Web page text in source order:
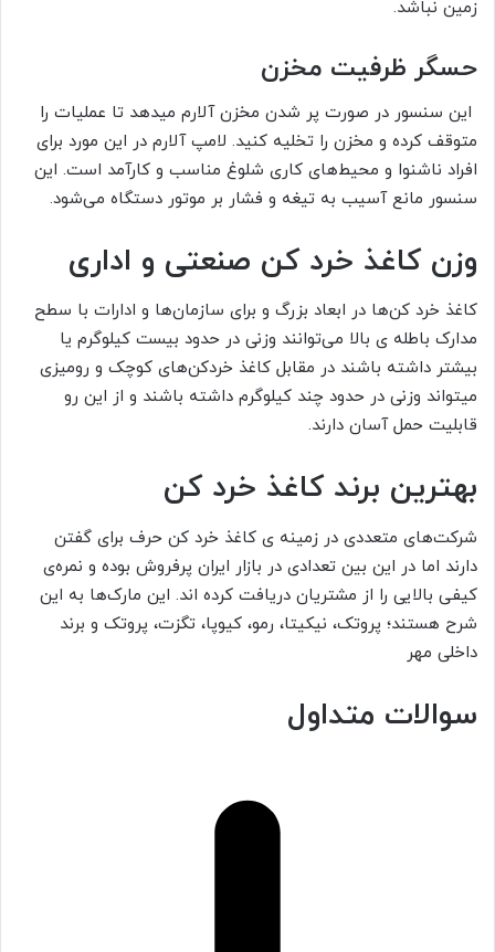
زمین نباشد.
حسگر ظرفیت مخزن
این سنسور در صورت پر شدن مخزن آلارم میدهد تا عملیات را
متوقف کرده و مخزن را تخلیه کنید. لامپ آلارم در این مورد برای
افراد ناشنوا و محیط‌های کاری شلوغ مناسب و کارآمد است. این
سنسور مانع آسیب به تیغه و فشار بر موتور دستگاه می‌شود.
وزن کاغذ خرد کن صنعتی و اداری
کاغذ خرد کن‌ها در ابعاد بزرگ و برای سازمان‌ها و ادارات با سطح
مدارک باطله ی بالا می‌توانند وزنی در حدود بیست کیلوگرم یا
بیشتر داشته باشند در مقابل کاغذ خردکن‌های کوچک و رومیزی
میتواند وزنی در حدود چند کیلوگرم داشته باشند و از این رو
قابلیت حمل آسان دارند.
بهترین برند کاغذ خرد کن
شرکت‌های متعددی در زمینه ی کاغذ خرد کن حرف برای گفتن
دارند اما در این بین تعدادی در بازار ایران پرفروش بوده و نمره‌ی
کیفی بالایی را از مشتریان دریافت کرده اند. این مارک‌ها به این
شرح هستند؛ پروتک، نیکیتا، رمو، کیوپا، تگزت، پروتک و برند
داخلی مهر
سوالات متداول